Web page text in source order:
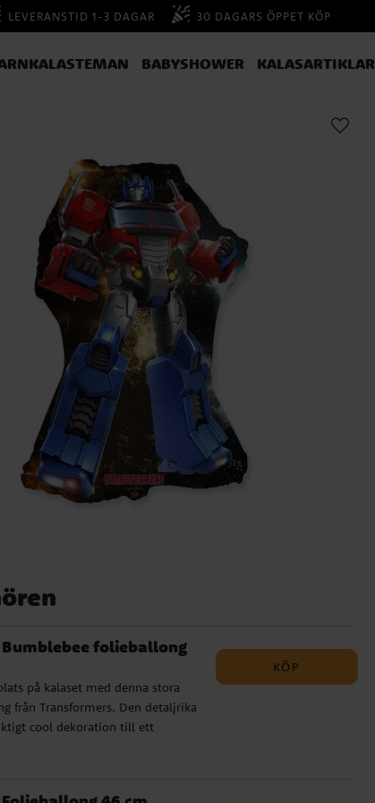
LEVERANSTID 1-3 DAGAR 30 DAGARS ÖPPET KÖP
BABYSHOWER KALASARTIKLAR
folieballong
på kalaset med denna stora
från Transformers. Den detaljrika
cool dekoration till ett
kan fyllas med helium för att
KÖP